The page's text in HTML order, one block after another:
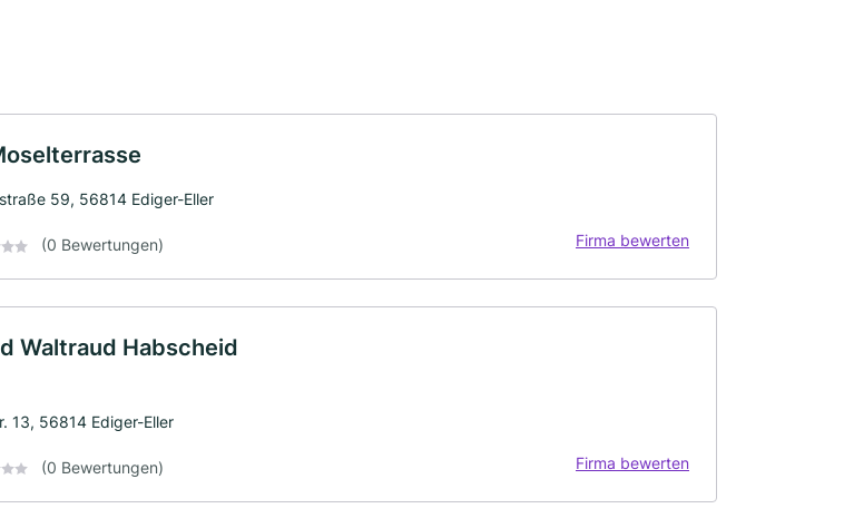
59, 56814 Ediger-Eller
(0 Bewertungen) Firma bewerten
Waltraud Habscheid
13, 56814 Ediger-Eller
(0 Bewertungen) Firma bewerten